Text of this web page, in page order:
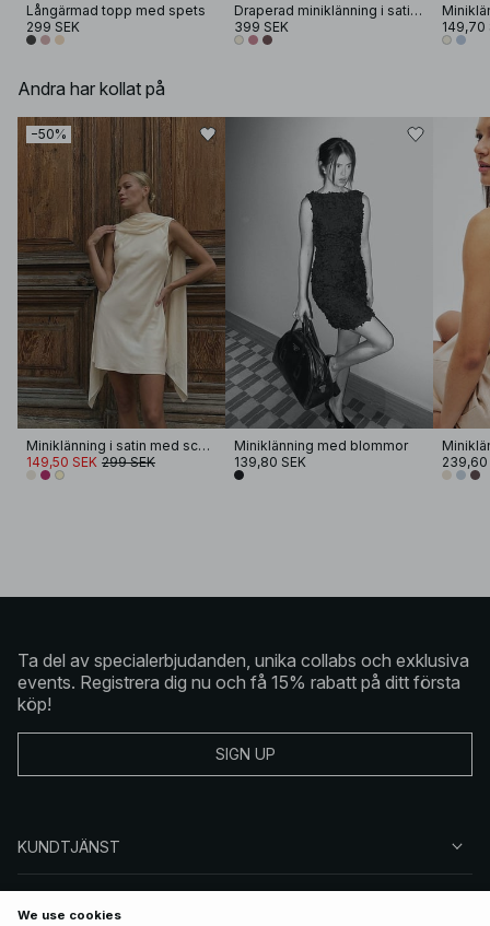
Långärmad topp med spets
299 SEK
Draperad miniklänning i satin med halterneck
399 SEK
149,70
Andra har kollat på
−50%
Miniklänning i satin med scarfdetalj
149,50 SEK 299 SEK
Miniklänning med blommor
139,80 SEK
239,60
Ta del av specialerbjudanden, unika collabs och exklusiva
events. Registrera dig nu och få 15% rabatt på ditt första
köp!
SIGN UP
KUNDTJÄNST